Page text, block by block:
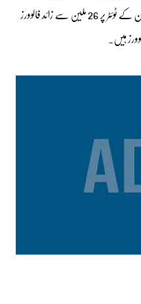
کیوں اداکار نے سوشل میڈیا کو خیرباد کہا۔عامر خان کے ٹوئٹر پر 26 ملین سے زائد فالوورز